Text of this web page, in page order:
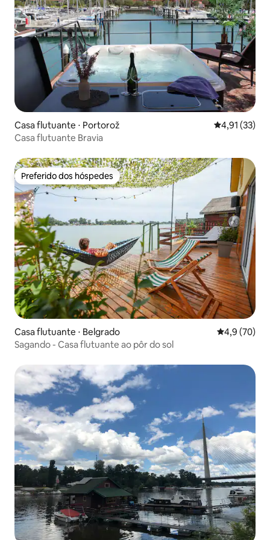
Casa flutuante ⋅ Portorož 4,91 de uma
4,91 (33)
Casa flutuante Bravia
Preferido dos hóspedes
Preferido dos hóspedes
Casa flutuante ⋅ Belgrado 4,9 de uma
4,9 (70)
Sagando - Casa flutuante ao pôr do sol